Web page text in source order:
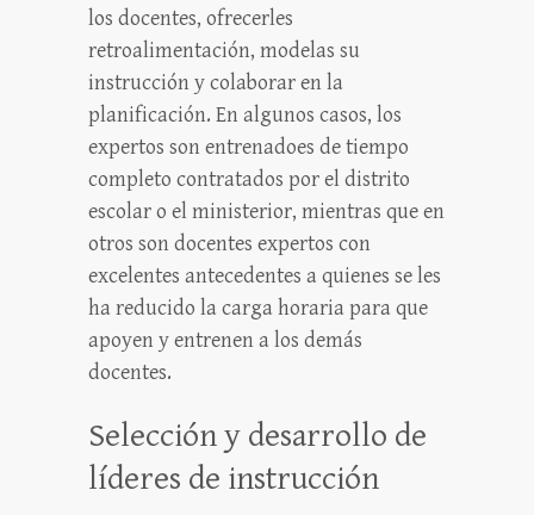
los docentes, ofrecerles
retroalimentación, modelas su
instrucción y colaborar en la
planificación. En algunos casos, los
expertos son entrenadoes de tiempo
completo contratados por el distrito
escolar o el ministerior, mientras que en
otros son docentes expertos con
excelentes antecedentes a quienes se les
ha reducido la carga horaria para que
apoyen y entrenen a los demás
docentes.
Selección y desarrollo de
líderes de instrucción